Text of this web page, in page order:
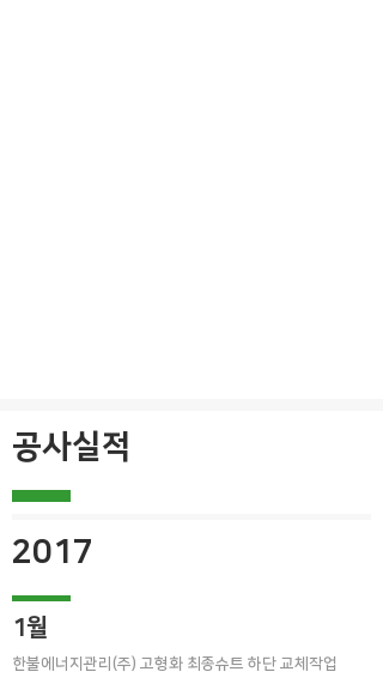
2017
한불에너지관리(주) 고형화 최종슈트 하단 교체작업
공사실적
1월